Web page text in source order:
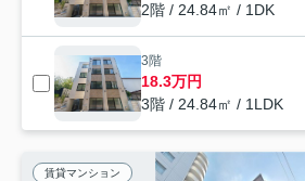
2階 / 24.84㎡ / 1DK
3階
18.3万円
3階 / 24.84㎡ / 1LDK
賃貸マンション